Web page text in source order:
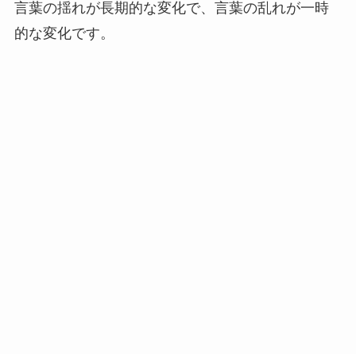
言葉の揺れが長期的な変化で、言葉の乱れが一時
的な変化です。